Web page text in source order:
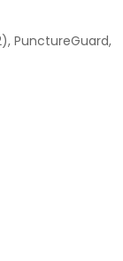
PunctureGuard,